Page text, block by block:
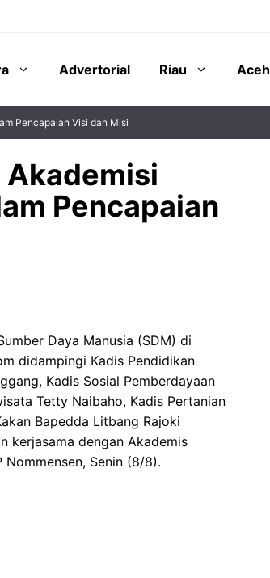
Advertorial Riau Aceh
Pencapaian Visi dan Misi
Akademisi
Pencapaian
Daya Manusia (SDM) di
didampingi Kadis Pendidikan
Kadis Sosial Pemberdayaan
Tetty Naibaho, Kadis Pertanian
Bapedda Litbang Rajoki
kerjasama dengan Akademis
Nommensen, Senin (8/8).